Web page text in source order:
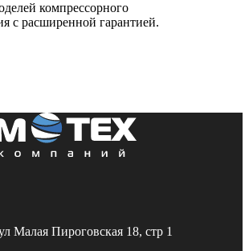
компрессорного
с расширенной гарантией.
Малая Пироговская 18, стр 1